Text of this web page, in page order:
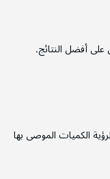
أفضل النتائج.
الكميات الموصى بها